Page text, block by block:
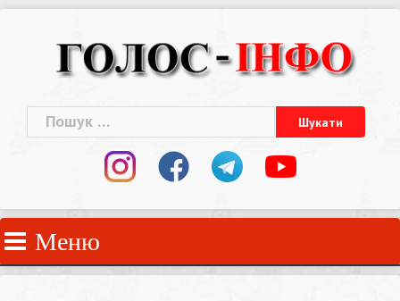
Пошук:
Меню